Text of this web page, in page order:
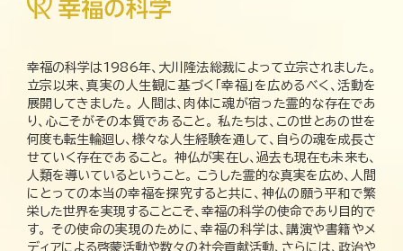
幸福の科学は1986年、大川隆法総裁によって立宗されました。
立宗以来、真実の人生観に基づく「幸福」を広めるべく、活動を
展開してきました。 人間は、肉体に魂が宿った霊的な存在であ
り、心こそがその本質であること。 私たちは、この世とあの世を
何度も転生輪廻し、様々な人生経験を通して、自らの魂を成長さ
せていく存在であること。 神仏が実在し、過去も現在も未来も、
人類を導いているということ。 こうした霊的な真実を広め、人間
にとっての本当の幸福を探究すると共に、神仏の願う平和で繁
栄した世界を実現することこそ、幸福の科学の使命であり目的で
す。 その使命の実現のために、幸福の科学は、講演や書籍やメ
ディアによる啓蒙活動や数々の社会貢献活動、さらには、政治や